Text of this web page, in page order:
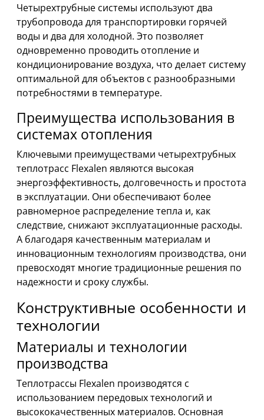
Четырехтрубные системы используют два
трубопровода для транспортировки горячей
воды и два для холодной. Это позволяет
одновременно проводить отопление и
кондиционирование воздуха, что делает систему
оптимальной для объектов с разнообразными
потребностями в температуре.
Преимущества использования в
системах отопления
Ключевыми преимуществами четырехтрубных
теплотрасс Flexalen являются высокая
энергоэффективность, долговечность и простота
в эксплуатации. Они обеспечивают более
равномерное распределение тепла и, как
следствие, снижают эксплуатационные расходы.
А благодаря качественным материалам и
инновационным технологиям производства, они
превосходят многие традиционные решения по
надежности и сроку службы.
Конструктивные особенности и
технологии
Материалы и технологии
производства
Теплотрассы Flexalen производятся с
использованием передовых технологий и
высококачественных материалов. Основная